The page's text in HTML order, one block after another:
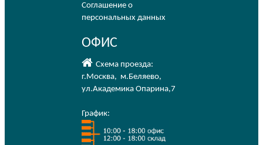
Соглашение о
персональных данных
ОФИС
Схема проезда:
г.Москва, м.Беляево,
ул.Академика Опарина,7
График: